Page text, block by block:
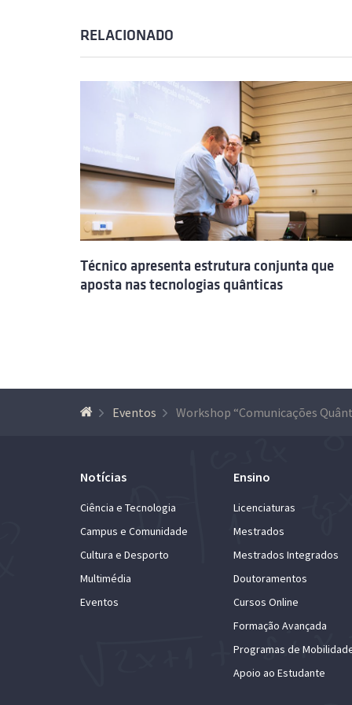
RELACIONADO
Técnico apresenta estrutura conjunta que
aposta nas tecnologias quânticas
Eventos
Notícias
Ciência e Tecnologia
Campus e Comunidade
Cultura e Desporto
Multimédia
Eventos
Ensino
Licenciaturas
Mestrados
Mestrados Integrados
Doutoramentos
Cursos Online
Formação Avançada
Programas de
Apoio ao Estudante